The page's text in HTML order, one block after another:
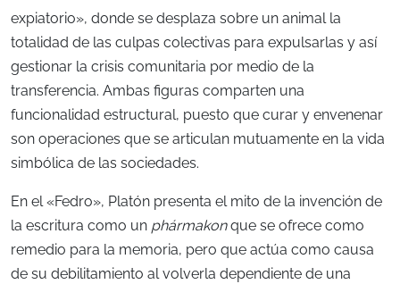
expiatorio», donde se desplaza sobre un animal la
totalidad de las culpas colectivas para expulsarlas y así
gestionar la crisis comunitaria por medio de la
transferencia. Ambas figuras comparten una
funcionalidad estructural, puesto que curar y envenenar
son operaciones que se articulan mutuamente en la vida
simbólica de las sociedades.
En el «Fedro», Platón presenta el mito de la invención de
la escritura como un phármakonque se ofrece como
remedio para la memoria, pero que actúa como causa
de su debilitamiento al volverla dependiente de una